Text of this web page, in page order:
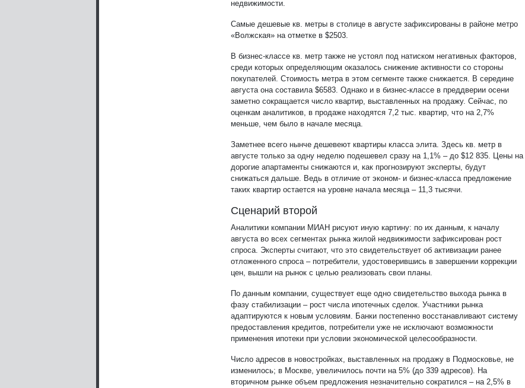
недвижимости.
Самые дешевые кв. метры в столице в августе зафиксированы в районе метро
«Волжская» на отметке в $2503.
В бизнес-классе кв. метр также не устоял под натиском негативных факторов,
среди которых определяющим оказалось снижение активности со стороны
покупателей. Стоимость метра в этом сегменте также снижается. В середине
августа она составила $6583. Однако и в бизнес-классе в преддверии осени
заметно сокращается число квартир, выставленных на продажу. Сейчас, по
оценкам аналитиков, в продаже находятся 7,2 тыс. квартир, что на 2,7%
меньше, чем было в начале месяца.
Заметнее всего нынче дешевеют квартиры класса элита. Здесь кв. метр в
августе только за одну неделю подешевел сразу на 1,1% – до $12 835. Цены на
дорогие апартаменты снижаются и, как прогнозируют эксперты, будут
снижаться дальше. Ведь в отличие от эконом- и бизнес-класса предложение
таких квартир остается на уровне начала месяца – 11,3 тысячи.
Сценарий второй
Аналитики компании МИАН рисуют иную картину: по их данным, к началу
августа во всех сегментах рынка жилой недвижимости зафиксирован рост
спроса. Эксперты считают, что это свидетельствует об активизации ранее
отложенного спроса – потребители, удостоверившись в завершении коррекции
цен, вышли на рынок с целью реализовать свои планы.
По данным компании, существует еще одно свидетельство выхода рынка в
фазу стабилизации – рост числа ипотечных сделок. Участники рынка
адаптируются к новым условиям. Банки постепенно восстанавливают систему
предоставления кредитов, потребители уже не исключают возможности
применения ипотеки при условии экономической целесообразности.
Число адресов в новостройках, выставленных на продажу в Подмосковье, не
изменилось; в Москве, увеличилось почти на 5% (до 339 адресов). На
вторичном рынке объем предложения незначительно сократился – на 2,5% в